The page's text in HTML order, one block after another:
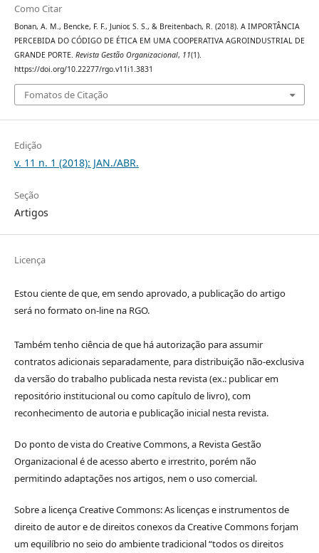
Como Citar
Bonan, A. M., Bencke, F. F., Junior, S. S., & Breitenbach, R. (2018). A IMPORTÂNCIA
PERCEBIDA DO CÓDIGO DE ÉTICA EM UMA COOPERATIVA AGROINDUSTRIAL DE
GRANDE PORTE. Revista Gestão Organizacional, 11(1).
https://doi.org/10.22277/rgo.v11i1.3831
Fomatos de Citação
Edição
v. 11 n. 1 (2018): JAN./ABR.
Seção
Artigos
Licença
Estou ciente de que, em sendo aprovado, a publicação do artigo
será no formato on-line na RGO.
Também tenho ciência de que há autorização para assumir
contratos adicionais separadamente, para distribuição não-exclusiva
da versão do trabalho publicada nesta revista (ex.: publicar em
repositório institucional ou como capítulo de livro), com
reconhecimento de autoria e publicação inicial nesta revista.
Do ponto de vista do Creative Commons, a Revista Gestão
Organizacional é de acesso aberto e irrestrito, porém não
permitindo adaptações nos artigos, nem o uso comercial.
Sobre a licença Creative Commons: As licenças e instrumentos de
direito de autor e de direitos conexos da Creative Commons forjam
um equilíbrio no seio do ambiente tradicional “todos os direitos